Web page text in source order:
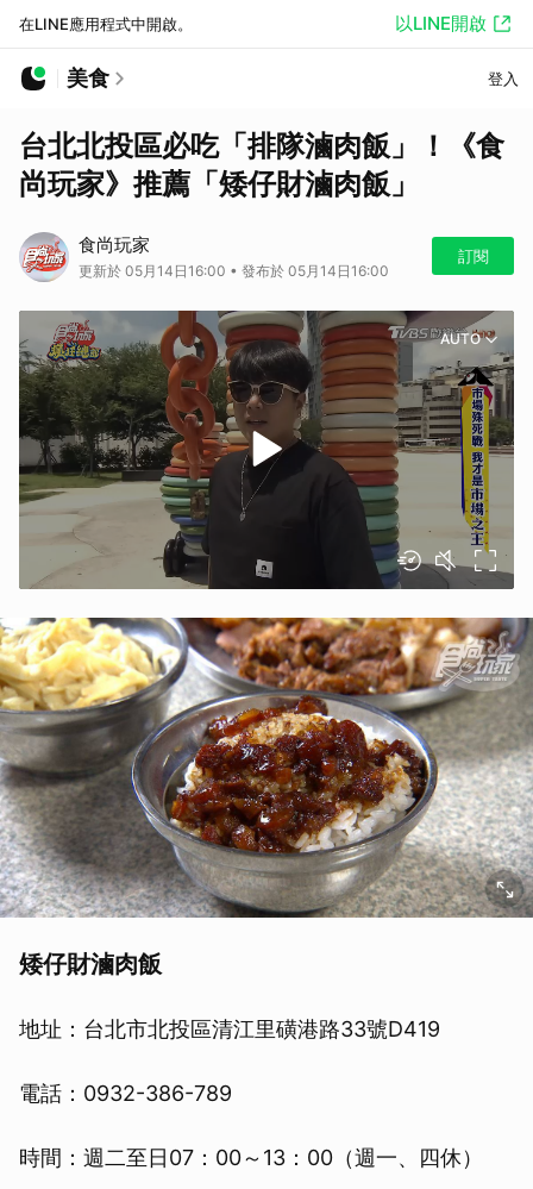
在LINE應用程式中開啟。 以LINE開啟
美食 登入
台北北投區必吃「排隊滷肉飯」！《食
尚玩家》推薦「矮仔財滷肉飯」
食尚玩家
更新於 05月14日16:00 • 發布於 05月14日16:00
訂閱
AUTO
矮仔財滷肉飯
地址：台北市北投區清江里磺港路33號D419
電話：0932-386-789
時間：週二至日07：00～13：00（週一、四休）